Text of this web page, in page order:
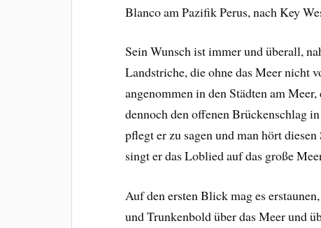
Blanco am Pazifik Perus, nach Key
Sein Wunsch ist immer und überall,
Landstriche, die ohne das Meer nicht
angenommen in den Städten am
dennoch den offenen Brückenschlag
pflegt er zu sagen und man hört
singt er das Loblied auf das große
Auf den ersten Blick mag es
und Trunkenbold über das Meer und